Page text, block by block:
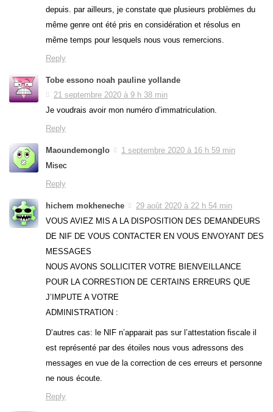
depuis. par ailleurs, je constate que plusieurs problèmes du
même genre ont été pris en considération et résolus en
même temps pour lesquels nous vous remercions.
Reply
Tobe essono noah pauline yollande
21 septembre 2020 à 9 h 38 min
Je voudrais avoir mon numéro d’immatriculation.
Reply
Maoundemonglo
1 septembre 2020 à 16 h 59 min
Misec
Reply
hichem mokheneche
29 août 2020 à 22 h 54 min
VOUS AVIEZ MIS A LA DISPOSITION DES DEMANDEURS
DE NIF DE VOUS CONTACTER EN VOUS ENVOYANT DES
MESSAGES
NOUS AVONS SOLLICITER VOTRE BIENVEILLANCE
POUR LA CORRESTION DE CERTAINS ERREURS QUE
J’IMPUTE A VOTRE
ADMINISTRATION :
D’autres cas: le NIF n’apparait pas sur l’attestation fiscale il
est représenté par des étoiles nous vous adressons des
messages en vue de la correction de ces erreurs et personne
ne nous écoute.
Reply